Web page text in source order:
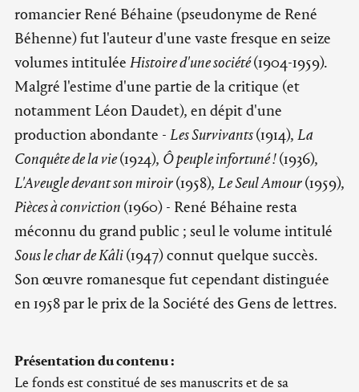
romancier René Béhaine (pseudonyme de René
Béhenne) fut l'auteur d'une vaste fresque en seize
volumes intitulée Histoire d'une société(1904-1959).
Malgré l'estime d'une partie de la critique (et
notamment Léon Daudet), en dépit d'une
production abondante - Les Survivants(1914), La
Conquête de la vie(1924), Ô peuple infortuné !(1936),
L'Aveugle devant son miroir(1958), Le Seul Amour(1959),
Pièces à conviction (1960) - René Béhaine resta
méconnu du grand public ; seul le volume intitulé
Sous le char de Kâli(1947) connut quelque succès.
Son œuvre romanesque fut cependant distinguée
en 1958 par le prix de la Société des Gens de lettres.
Présentation du contenu :
Le fonds est constitué de ses manuscrits et de sa